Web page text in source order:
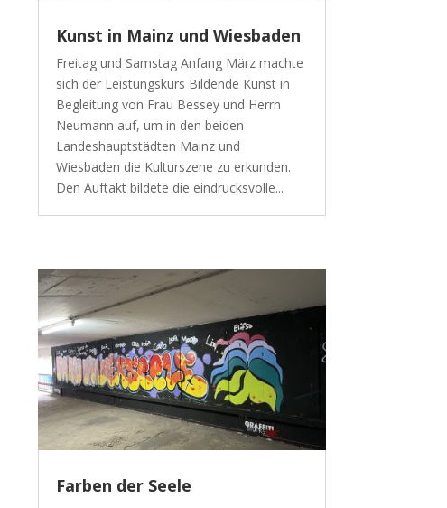
Kunst in Mainz und Wiesbaden
Freitag und Samstag Anfang März machte
sich der Leistungskurs Bildende Kunst in
Begleitung von Frau Bessey und Herrn
Neumann auf, um in den beiden
Landeshauptstädten Mainz und
Wiesbaden die Kulturszene zu erkunden.
Den Auftakt bildete die eindrucksvolle...
Farben der Seele